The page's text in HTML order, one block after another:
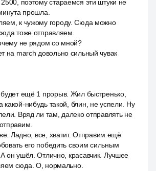
поэтому стараемся эти штуки не
прошла.
к чужому городу. Сюда можно
тоже отправляем.
не рядом со мной?
на march довольно сильный чувак
ещё 1 прорыв. Жил быстренько,
нибудь такой, блин, не успели. Ну
Вряд ли там, далеко отправлять не
Ладно, все, хватит. Отправим ещё
его победить своим сильным
он ушёл. Отлично, красавчик. Лучшее
сюда. О, нормально.